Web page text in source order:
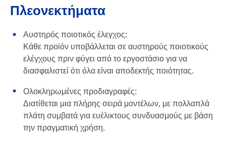
Πλεονεκτήματα
Αυστηρός ποιοτικός έλεγχος:
Κάθε προϊόν υποβάλλεται σε αυστηρούς ποιοτικούς
ελέγχους πριν φύγει από το εργοστάσιο για να
διασφαλιστεί ότι όλα είναι αποδεκτής ποιότητας.
Ολοκληρωμένες προδιαγραφές:
Διατίθεται μια πλήρης σειρά μοντέλων, με πολλαπλά
πλάτη συμβατά για ευέλικτους συνδυασμούς με βάση
την πραγματική χρήση.